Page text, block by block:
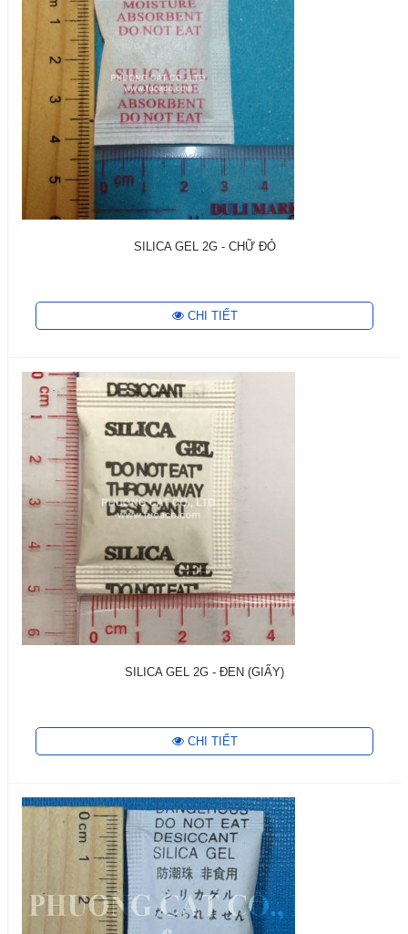
SILICA GEL 2G - CHỮ ĐỎ
CHI TIẾT
SILICA GEL 2G - ĐEN (GIẤY)
CHI TIẾT